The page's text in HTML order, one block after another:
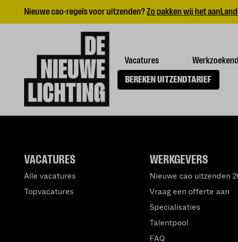
Nieuwe cao-regels voor uitzenden?Zo pakken wij het aan
Vacatures
BEREKEN UITZENDTARIEF
WERKGEVERS
Nieuwe cao uitzenden
Vraag een offerte aan
Specialisaties
Talentpool
FAQ
VACATURES
Alle vacatures
Topvacatures